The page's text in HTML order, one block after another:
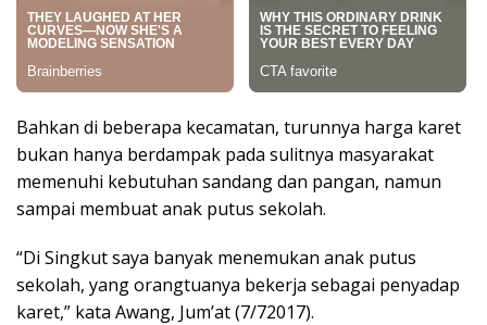
Bahkan di beberapa kecamatan, turunnya harga karet
bukan hanya berdampak pada sulitnya masyarakat
memenuhi kebutuhan sandang dan pangan, namun
sampai membuat anak putus sekolah.
“Di Singkut saya banyak menemukan anak putus
sekolah, yang orangtuanya bekerja sebagai penyadap
karet,” kata Awang, Jum’at (7/72017).